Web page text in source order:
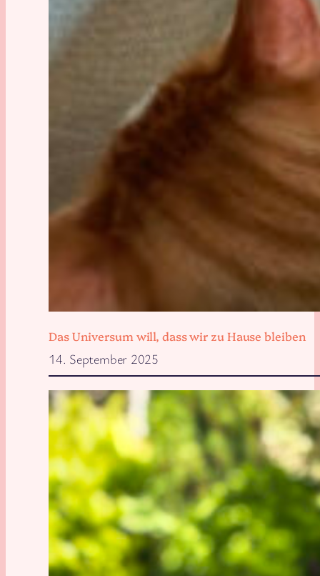
Das Universum will, dass wir zu Hause bleiben
14. September 2025